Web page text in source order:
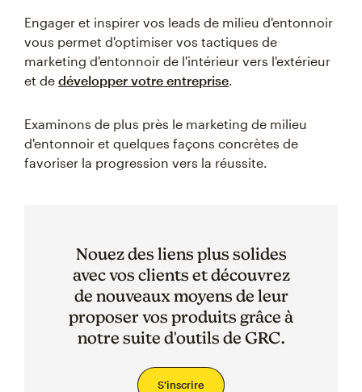
Engager et inspirer vos leads de milieu d'entonnoir
vous permet d'optimiser vos tactiques de
marketing d'entonnoir de l'intérieur vers l'extérieur
et de développer votre entreprise.
Examinons de plus près le marketing de milieu
d'entonnoir et quelques façons concrètes de
favoriser la progression vers la réussite.
Nouez des liens plus solides
avec vos clients et découvrez
de nouveaux moyens de leur
proposer vos produits grâce à
notre suite d'outils de GRC.
S'inscrire